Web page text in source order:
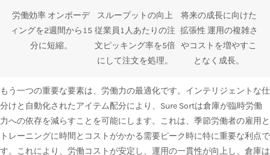
労働効率 オンボーデ
ィングを2週間から15
分に短縮。
スループットの向上
従業員1人あたりの注
文ピッキング率を5倍
にして注文を処理。
将来の成長に向けた
拡張性 運用の複雑さ
やコストを増やすこ
となく成長。
もう一つの重要な要素は、労働力の最適化です。インテリジェントな仕
分けと自動化されたアイテム配分により、Sure Sortは倉庫が臨時労働
力への依存を減らすことを可能にします。これは、季節労働者の雇用と
トレーニングに時間とコストがかかる需要ピーク時に特に重要な利点で
す。これにより、労働コストが安定し、運用の一貫性が向上し、倉庫は